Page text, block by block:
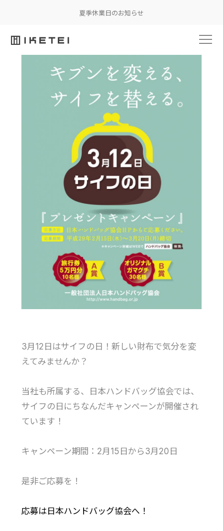
夏季休業日のお知らせ
3月12日はサイフの日！新しい財布で気分を変
えてみませんか？
当社も所属する、日本ハンドバッグ協会では、
サイフの日にちなんだキャンペーンが開催され
ています！
キャンペーン期間：2月15日から3月20日
是非ご応募を！
応募は日本ハンドバッグ協会へ！